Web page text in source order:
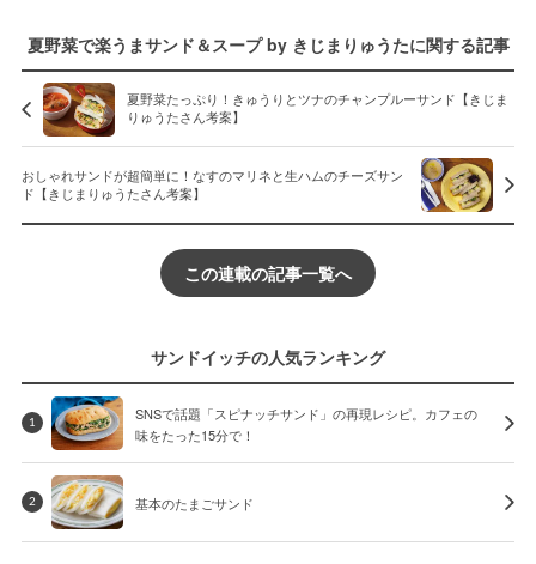
夏野菜で楽うまサンド＆スープ by きじまりゅうたに関する記事
夏野菜たっぷり！きゅうりとツナのチャンプルーサンド【きじま
りゅうたさん考案】
おしゃれサンドが超簡単に！なすのマリネと生ハムのチーズサン
ド【きじまりゅうたさん考案】
この連載の記事一覧へ
サンドイッチの人気ランキング
1
SNSで話題「スピナッチサンド」の再現レシピ。カフェの
味をたった15分で！
2 基本のたまごサンド